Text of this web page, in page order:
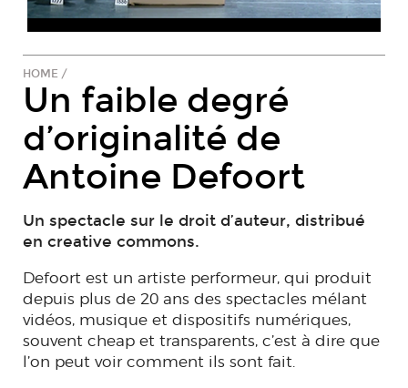
HOME /
Un faible degré
d’originalité de
Antoine Defoort
Un spectacle sur le droit d’auteur, distribué
en creative commons.
Defoort est un artiste performeur, qui produit
depuis plus de 20 ans des spectacles mélant
vidéos, musique et dispositifs numériques,
souvent cheap et transparents, c’est à dire que
l’on peut voir comment ils sont fait.